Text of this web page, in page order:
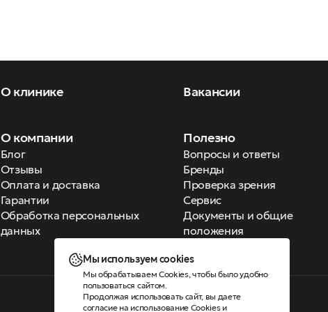
О клинике Вакансии
О компании
Блог
Отзывы
Оплата и доставка
Гарантии
Обработка персональных
данных
Полезно
Вопросы и ответы
Бренды
Проверка зрения
Сервис
Документы и общие
положения
Версия для слабовидящих
Мы используем cookies
Мы обрабатываем Cookies, чтобы было удобно
пользоваться сайтом.
Продолжая использовать сайт, вы даете
согласие на использование Cookiesи